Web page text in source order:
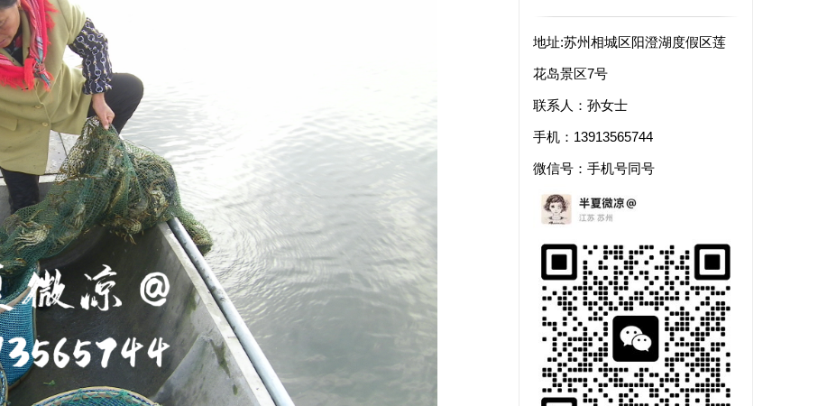
地址:苏州相城区阳澄湖度假区莲
花岛景区7号
联系人：孙女士
手机：13913565744
微信号：手机号同号